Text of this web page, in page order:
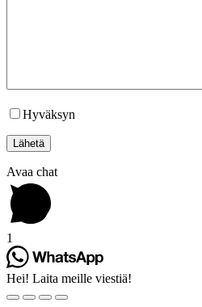
Hyväksyn
Avaa chat
1
Hei! Laita meille viestiä!